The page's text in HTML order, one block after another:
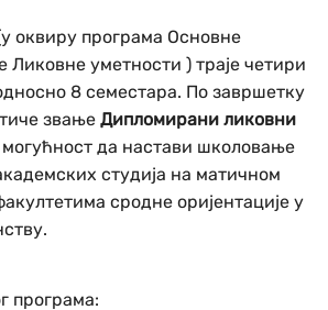
оквиру програма Основне
Ликовне уметности ) траје четири
8 семестара. По завршетку
звање Дипломирани ликовни
да настави школовање
студија на матичном
сродне оријентације у
програма: